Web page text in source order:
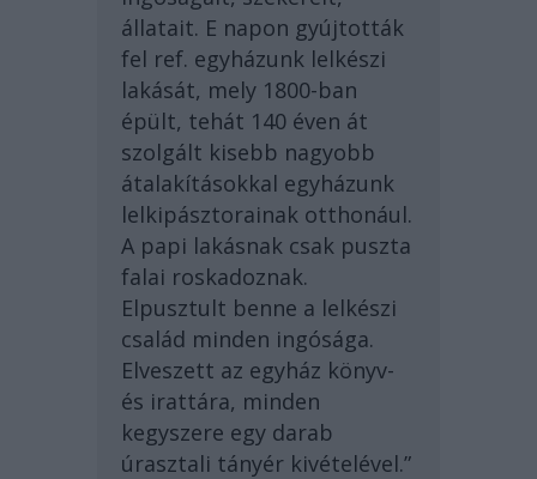
állatait. E napon gyújtották
fel ref. egyházunk lelkészi
lakását, mely 1800-ban
épült, tehát 140 éven át
szolgált kisebb nagyobb
átalakításokkal egyházunk
lelkipásztorainak otthonául.
A papi lakásnak csak puszta
falai roskadoznak.
Elpusztult benne a lelkészi
család minden ingósága.
Elveszett az egyház könyv-
és irattára, minden
kegyszere egy darab
úrasztali tányér kivételével.”